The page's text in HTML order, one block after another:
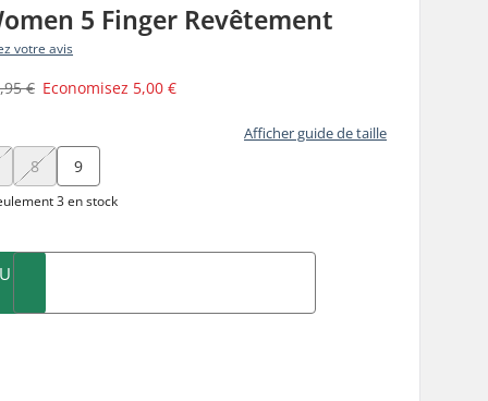
5 Finger Revêtement
votre avis
€ Economisez 5,00 €
Afficher guide de taille
8 9
3 en stock